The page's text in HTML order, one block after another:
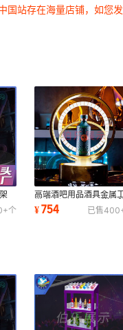
国站存在海量店铺，如您
展
个
高端酒吧用品酒具金属
发光白酒酒架 LED洋酒
列酒架发光酒座
¥754 已售